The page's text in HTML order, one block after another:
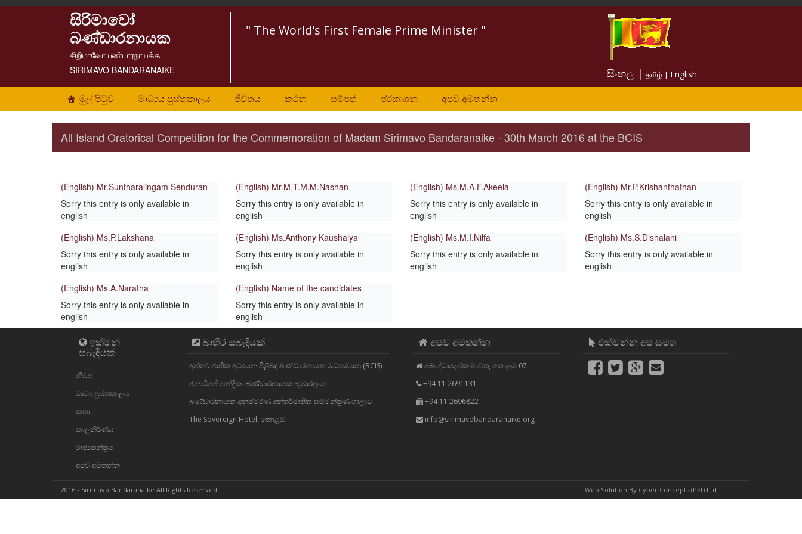
සිරිමාවෝ
බණ්ඩාරනායක
சிறிமாவோ பண்டாரநாயக்க
SIRIMAVO BANDARANAIKE
" The World's First Female Prime Minister "
සිංහල | தமிழ் | English
මුල් පිටුව මාධ්‍යය පුස්තකාලය ජීවිතය කථන සම්පත් ප්රකාශන අපව අමතන්න
All Island Oratorical Competition for the Commemoration of Madam Sirimavo Bandaranaike - 30th March 2016 at the BCIS
(English) Mr.Suntharalingam Senduran
Sorry this entry is only available in
english
(English) Mr.M.T.M.M.Nashan
Sorry this entry is only available in
english
(English) Ms.M.A.F.Akeela
Sorry this entry is only available in
english
(English) Mr.P.Krishanthathan
Sorry this entry is only available in
english
(English) Ms.P.Lakshana
Sorry this entry is only available in
english
(English) Ms.Anthony Kaushalya
Sorry this entry is only available in
english
(English) Ms.M.I.Nilfa
Sorry this entry is only available in
english
(English) Ms.S.Dishalani
Sorry this entry is only available in
english
(English) Ms.A.Naratha
Sorry this entry is only available in
english
(English) Name of the candidates
Sorry this entry is only available in
english
ඉක්මන්
සබැඳියක්
නිවස
මාධ්‍ය පුස්තකාලය
කතා
කාලනිර්ණය
රාජ්‍යතන්ත්‍රය
අපව අමතන්න
බාහිර සබැඳියක්
අන්තර් ජාතික අධ්‍යයන පිළිබඳ බණ්‌ඩාරනායක මධ්‍යස්‌ථාන (BCIS)
ජනාධිපති චන්ද්‍රිකා බණ්ඩාරනායක කුමාරතුංග
බණ්ඩාරනායක අනුස්මරණ අන්තර්ජාතික සම්මන්ත්‍රණ ශාලාව
The Sovereign Hotel, කොළඹ
අපව අමතන්න
බෞද්ධාලෝක මාවත, කොළඹ 07.
+94 11 2691131
+94 11 2696822
info@sirimavobandaranaike.org
එක්වන්න අප සමග
2016 - Sirimavo Bandaranaike All Rights Reserved Web Solution By Cyber Concepts (Pvt) Ltd